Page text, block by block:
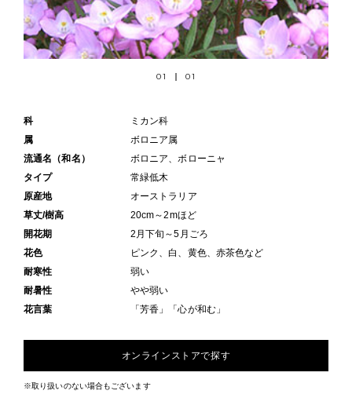
01 01
科
ミカン科
属
ボロニア属
流通名（和名）
ボロニア、ボローニャ
タイプ
常緑低木
原産地
オーストラリア
草丈/樹高
20cm～2mほど
開花期
2月下旬～5月ごろ
花色
ピンク、白、黄色、赤茶色など
耐寒性
弱い
耐暑性
やや弱い
花言葉
「芳香」「心が和む」
オンラインストアで探す
※取り扱いのない場合もございます